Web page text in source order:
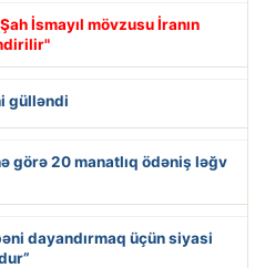
İsmayıl mövzusu İranın
gülləndi
görə 20 manatlıq ödəniş ləğv
dayandırmaq üçün siyasi